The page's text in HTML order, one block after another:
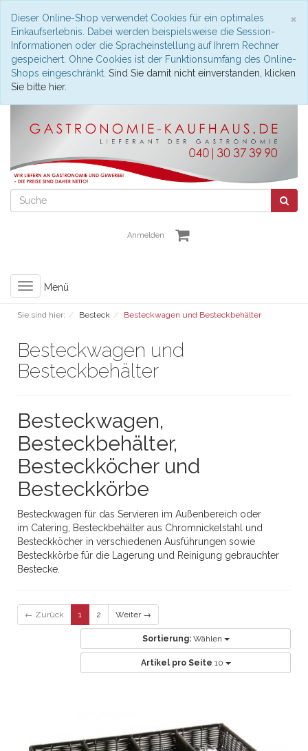
×
Dieser Online-Shop verwendet Cookies für ein optimales
Einkaufserlebnis. Dabei werden beispielsweise die Session-
Informationen oder die Spracheinstellung auf Ihrem Rechner
gespeichert. Ohne Cookies ist der Funktionsumfang des Online-
Shops eingeschränkt. Sind Sie damit nicht einverstanden, klicken
Sie bitte hier.
Anmelden
Toggle
navigation
Menü
Sie sind hier: Besteck Besteckwagen und Besteckbehälter
Besteckwagen und
Besteckbehälter
Besteckwagen,
Besteckbehälter,
Besteckköcher und
Besteckkörbe
Besteckwagen für das Servieren im Außenbereich oder
im Catering, Besteckbehälter aus Chromnickelstahl und
Besteckköcher in verschiedenen Ausführungen sowie
Besteckkörbe für die Lagerung und Reinigung gebrauchter
Bestecke.
← Zurück 1 2 Weiter →
Sortierung: Wählen
Artikel pro Seite 10